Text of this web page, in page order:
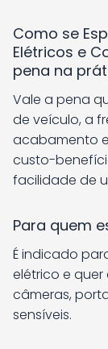
Como se
Elétricos e
pena na
Vale a pena
de veículo, a
acabamento
custo-
facilidade de
Para quem
É indicado
elétrico e quer
câmeras,
sensíveis.